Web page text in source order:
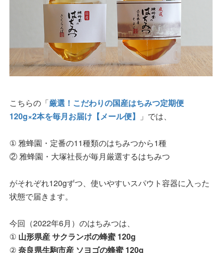
こちらの「厳選！こだわりの国産はちみつ定期便
120g×2本を毎月お届け【メール便】
」では、
① 雅蜂園・定番の11種類のはちみつから1種
② 雅蜂園・大塚社長が毎月厳選するはちみつ
がそれぞれ120gずつ、使いやすいスパウト容器に入った
状態で届きます。
今回（2022年6月）のはちみつは、
① 山形県産 サクランボの蜂蜜 120g
②奈良県生駒市産 ソヨゴの蜂蜜 120g